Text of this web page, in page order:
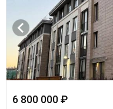
6 800 000 ₽